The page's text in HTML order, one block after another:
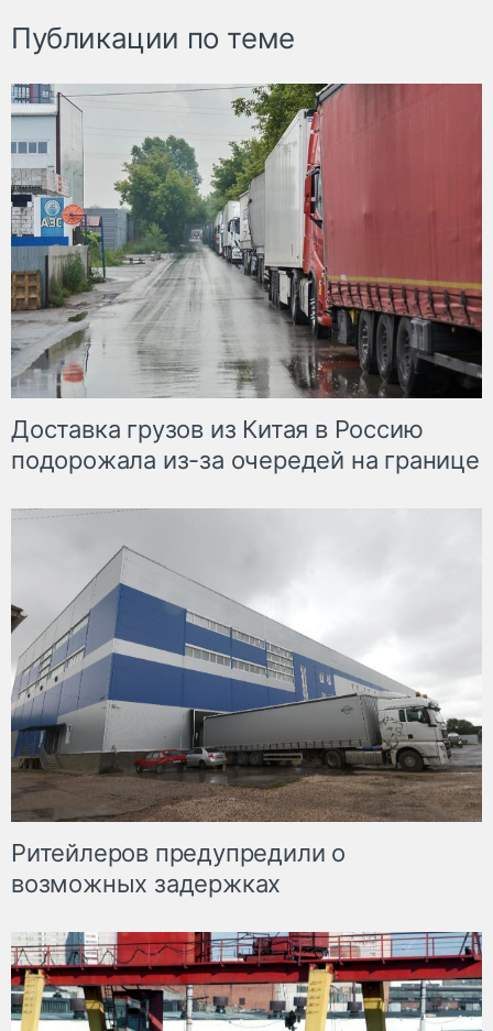
Публикации по теме
Доставка грузов из Китая в Россию
подорожала из-за очередей на границе
Ритейлеров предупредили о
возможных задержках